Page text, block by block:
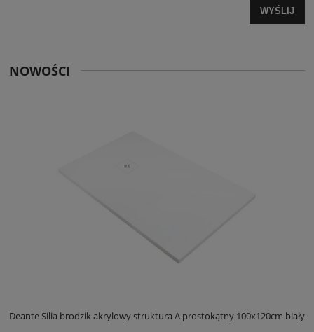
WYŚLIJ
NOWOŚCI
Deante Silia brodzik akrylowy struktura A prostokątny 100x120cm biały